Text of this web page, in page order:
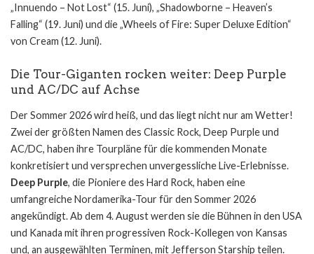
„Innuendo – Not Lost“ (15. Juni), „Shadowborne – Heaven’s
Falling“ (19. Juni) und die „Wheels of Fire: Super Deluxe Edition“
von Cream (12. Juni).
Die Tour-Giganten rocken weiter: Deep Purple
und AC/DC auf Achse
Der Sommer 2026 wird heiß, und das liegt nicht nur am Wetter!
Zwei der größten Namen des Classic Rock, Deep Purple und
AC/DC, haben ihre Tourpläne für die kommenden Monate
konkretisiert und versprechen unvergessliche Live-Erlebnisse.
Deep Purple, die Pioniere des Hard Rock, haben eine
umfangreiche Nordamerika-Tour für den Sommer 2026
angekündigt. Ab dem 4. August werden sie die Bühnen in den USA
und Kanada mit ihren progressiven Rock-Kollegen von Kansas
und, an ausgewählten Terminen, mit Jefferson Starship teilen.